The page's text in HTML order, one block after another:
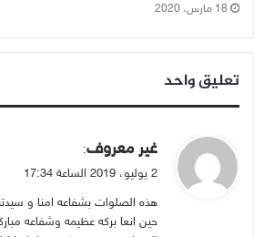
18 مارس، 2020
تعليق واحد
ي
ق
ل
غير معروف:
2 يوليو، 2019 الساعة 17:34
هذه الصلوات بشفاعه امنا و
حين انعا بركه عظيمه وشفاعه